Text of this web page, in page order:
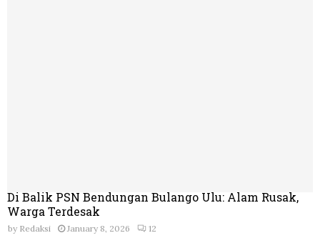
Di Balik PSN Bendungan Bulango Ulu: Alam Rusak,
Warga Terdesak
by Redaksi January 8, 2026 12